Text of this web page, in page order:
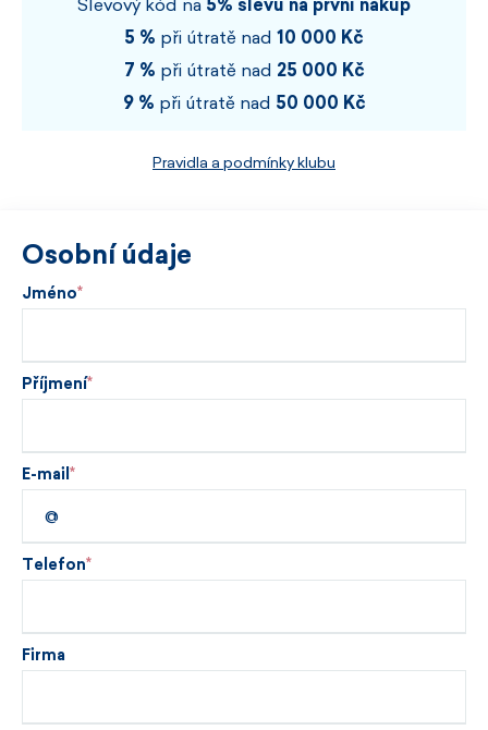
Slevový kód na 5% slevu na první nákup
5 % při útratě nad 10 000 Kč
7 % při útratě nad 25 000 Kč
9 % při útratě nad 50 000 Kč
Pravidla a podmínky klubu
Osobní údaje
Jméno
Příjmení
E-mail
Telefon
Firma